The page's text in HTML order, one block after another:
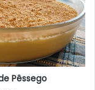
Pêssego